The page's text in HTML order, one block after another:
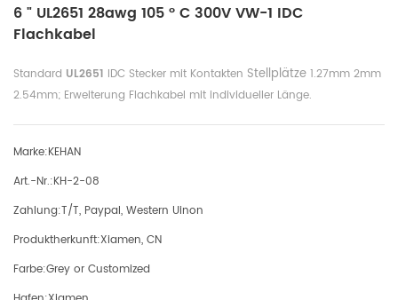
6 " UL2651 28awg 105 ° C 300V VW-1 IDC
Flachkabel
Standard UL2651 IDC Stecker mit Kontakten Stellplätze 1.27mm 2mm
2.54mm; Erweiterung Flachkabel mit individueller Länge.
Marke:KEHAN
Art.-Nr.:KH-2-08
Zahlung:T/T, Paypal, Western Uinon
Produktherkunft:Xiamen, CN
Farbe:Grey or Customized